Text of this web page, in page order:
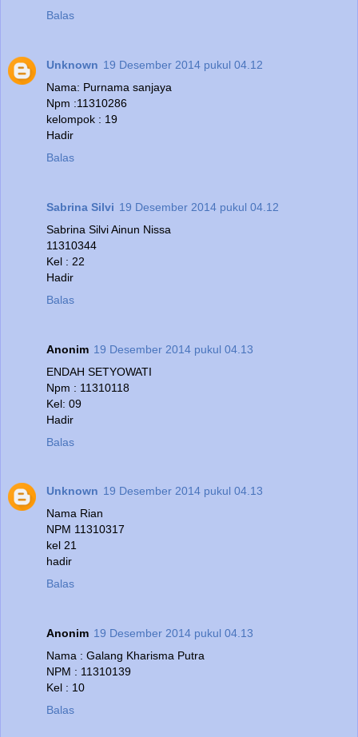
Balas
Unknown 19 Desember 2014 pukul 04.12
Nama: Purnama sanjaya
Npm :11310286
kelompok : 19
Hadir
Balas
Sabrina Silvi 19 Desember 2014 pukul 04.12
Sabrina Silvi Ainun Nissa
11310344
Kel : 22
Hadir
Balas
Anonim 19 Desember 2014 pukul 04.13
ENDAH SETYOWATI
Npm : 11310118
Kel: 09
Hadir
Balas
Unknown 19 Desember 2014 pukul 04.13
Nama Rian
NPM 11310317
kel 21
hadir
Balas
Anonim 19 Desember 2014 pukul 04.13
Nama : Galang Kharisma Putra
NPM : 11310139
Kel : 10
Balas